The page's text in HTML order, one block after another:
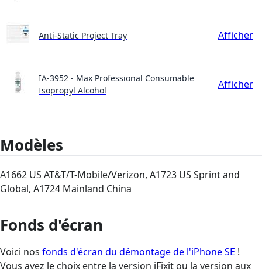
Anti-Static Project Tray Afficher
IA-3952 - Max Professional Consumable
Isopropyl Alcohol
Afficher
Modèles
A1662 US AT&T/T-Mobile/Verizon, A1723 US Sprint and
Global, A1724 Mainland China
Fonds d'écran
Voici nos fonds d'écran du démontage de l'iPhone SE !
Vous avez le choix entre la version iFixit ou la version aux